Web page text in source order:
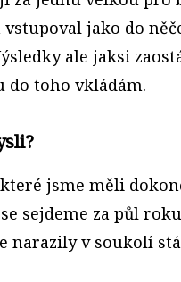
jako do
ale jaksi
do toho vkládám.
jsme měli
sejdeme za půl
narazily v soukolí